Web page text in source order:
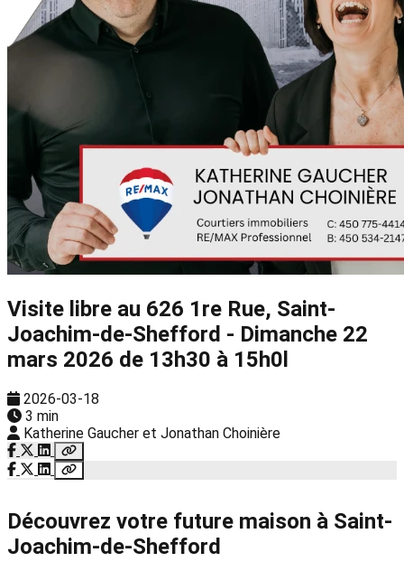
Visite libre au 626 1re Rue, Saint-
Joachim-de-Shefford - Dimanche 22
mars 2026 de 13h30 à 15h0l
2026-03-18
3 min
Katherine Gaucher et Jonathan Choinière
Découvrez votre future maison à Saint-
Joachim-de-Shefford